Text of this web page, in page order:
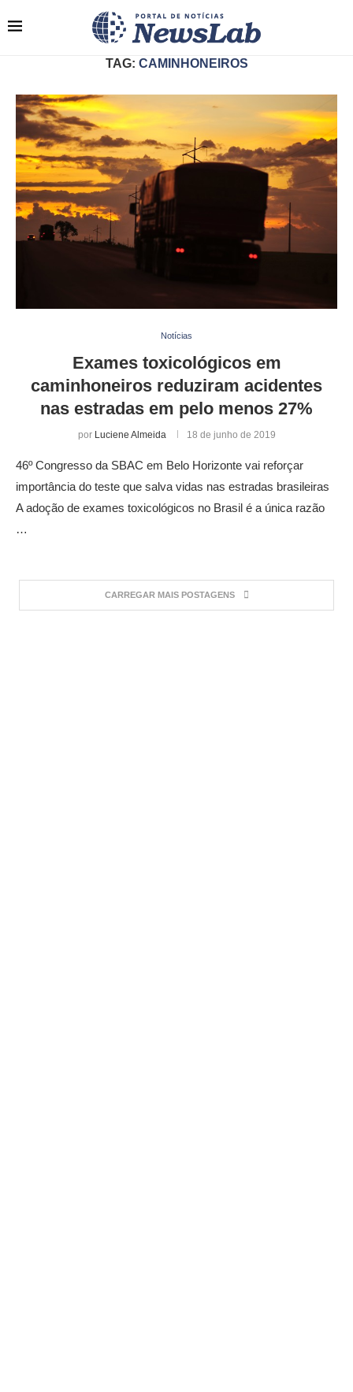
TAG: CAMINHONEIROS
Notícias
Exames toxicológicos em
caminhoneiros reduziram acidentes
nas estradas em pelo menos 27%
por Luciene Almeida 18 de junho de 2019
46º Congresso da SBAC em Belo Horizonte vai reforçar
importância do teste que salva vidas nas estradas brasileiras
A adoção de exames toxicológicos no Brasil é a única razão
…
CARREGAR MAIS POSTAGENS